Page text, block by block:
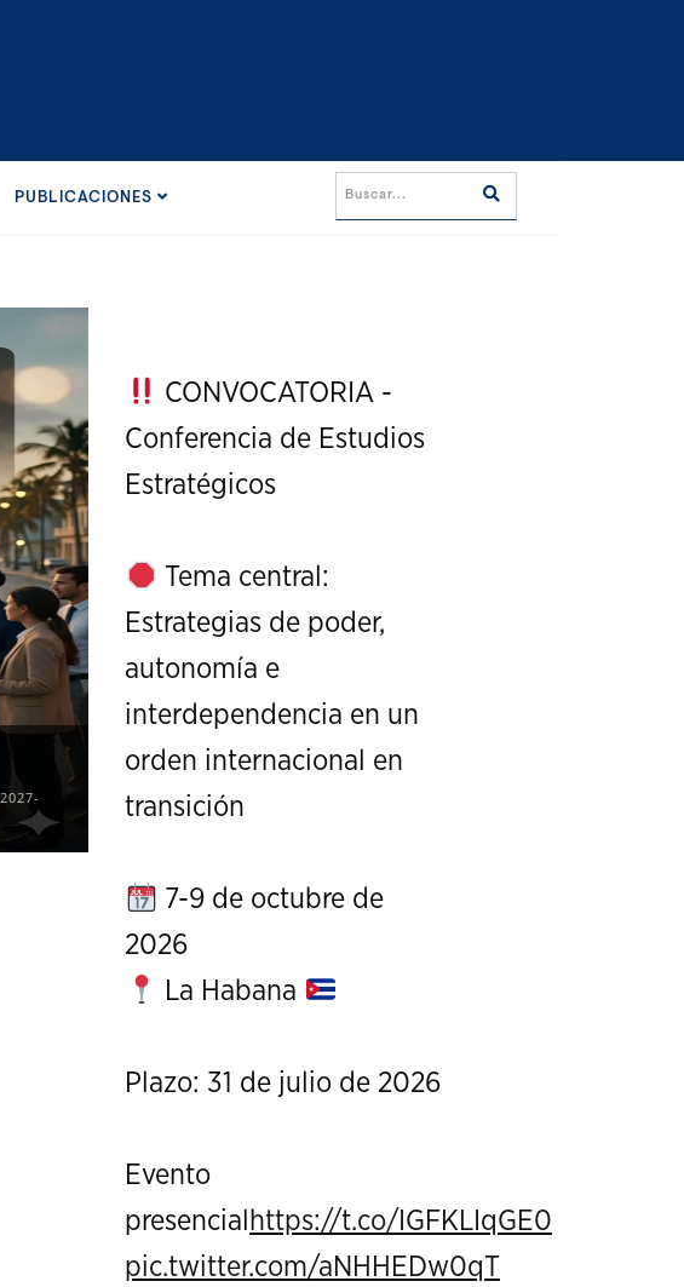
PUBLICACIONES
2027-
XI Conference on Strategic
CONVOCATORIA -
Conferencia de Estudios
Estratégicos
Tema central:
Estrategias de poder,
autonomía e
interdependencia en un
orden internacional en
transición
7-9 de octubre de
2026
La Habana
Plazo: 31 de julio de 2026
Evento
presencial https://t.co/IGFKLIqGE0
pic.twitter.com/aNHHEDw0qT